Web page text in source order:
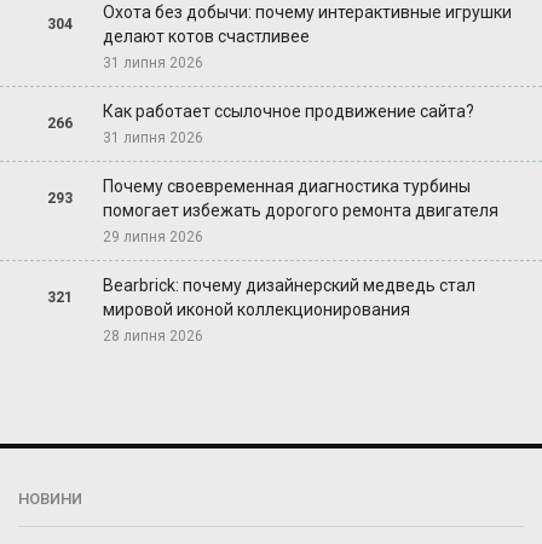
304
Охота без добычи: почему интерактивные игрушки
делают котов счастливее
31 липня 2026
266
Как работает ссылочное продвижение сайта?
31 липня 2026
293
Почему своевременная диагностика турбины
помогает избежать дорогого ремонта двигателя
29 липня 2026
321
Bearbrick: почему дизайнерский медведь стал
мировой иконой коллекционирования
28 липня 2026
НОВИНИ